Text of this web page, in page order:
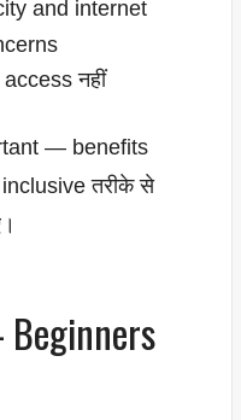
and internet
नहीं
— benefits
तरीके से